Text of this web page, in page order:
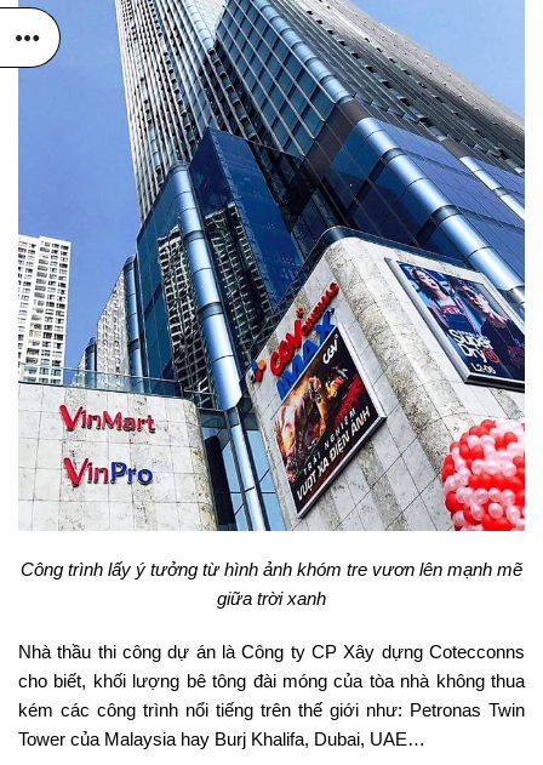
Công trình lấy ý tưởng từ hình ảnh khóm tre vươn lên mạnh mẽ
giữa trời xanh
Nhà thầu thi công dự án là Công ty CP Xây dựng Cotecconns
cho biết, khối lượng bê tông đài móng của tòa nhà không thua
kém các công trình nổi tiếng trên thế giới như: Petronas Twin
Tower của Malaysia hay Burj Khalifa, Dubai, UAE…